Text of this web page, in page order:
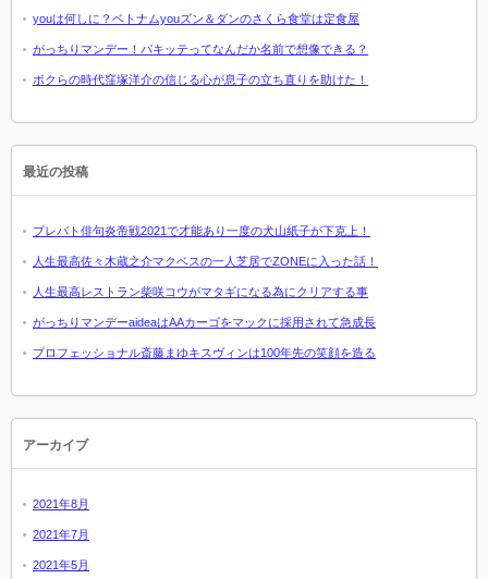
youは何しに？ベトナムyouズン＆ダンのさくら食堂は定食屋
がっちりマンデー！パキッテってなんだか名前で想像できる？
ボクらの時代窪塚洋介の信じる心が息子の立ち直りを助けた！
最近の投稿
プレバト俳句炎帝戦2021で才能あり一度の犬山紙子が下克上！
人生最高佐々木蔵之介マクベスの一人芝居でZONEに入った話！
人生最高レストラン柴咲コウがマタギになる為にクリアする事
がっちりマンデーaideaはAAカーゴをマックに採用されて急成長
プロフェッショナル斎藤まゆキスヴィンは100年先の笑顔を造る
アーカイブ
2021年8月
2021年7月
2021年5月